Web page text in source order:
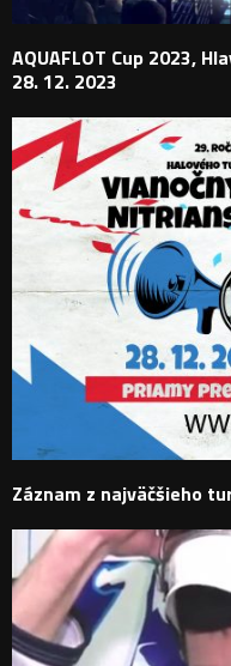
AQUAFLOT Cup 2023,
28. 12. 2023
Záznam z najväčšieho